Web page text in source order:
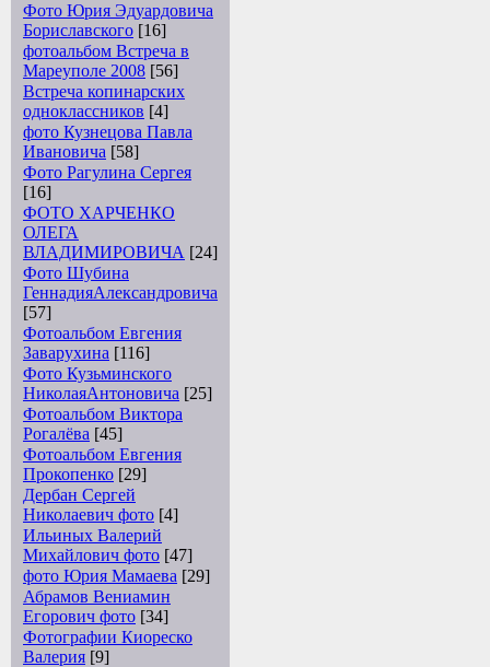
Фото Юрия Эдуардовича
Бориславского [16]
фотоальбом Встреча в
Мареуполе 2008 [56]
Встреча копинарских
одноклассников [4]
фото Кузнецова Павла
Ивановича [58]
Фото Рагулина Сергея
[16]
ФОТО ХАРЧЕНКО
ОЛЕГА
ВЛАДИМИРОВИЧА [24]
Фото Шубина
ГеннадияАлександровича
[57]
Фотоальбом Евгения
Заварухина [116]
Фото Кузьминского
НиколаяАнтоновича [25]
Фотоальбом Виктора
Рогалёва [45]
Фотоальбом Евгения
Прокопенко [29]
Дербан Сергей
Николаевич фото [4]
Ильиных Валерий
Михайлович фото [47]
фото Юрия Мамаева [29]
Абрамов Вениамин
Егорович фото [34]
Фотографии Киореско
Валерия [9]